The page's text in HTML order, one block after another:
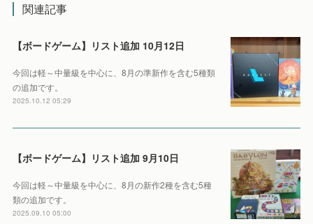
関連記事
【ボードゲーム】リスト追加 10月12日
今回は軽～中量級を中心に、8月の準新作を含む5種類
の追加です。
2025.10.12 05:29
【ボードゲーム】リスト追加 9月10日
今回は軽～中量級を中心に、8月の新作2種を含む5種
類の追加です。
2025.09.10 05:00